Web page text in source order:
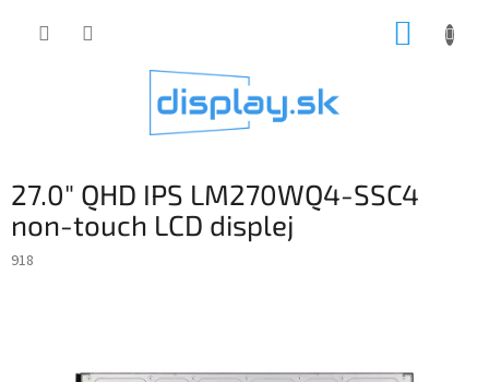
27.0" QHD IPS LM270WQ4-SSC4
non-touch LCD displej
918